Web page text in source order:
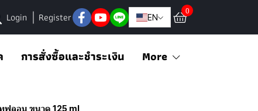
Login Register EN
0
การสั่งซื้อและชำระเงิน More
ฟลอน ขนาด 125 ml